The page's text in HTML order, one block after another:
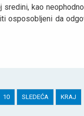
kao
osposobljeni da
10 SLEDEĆA KRAJ